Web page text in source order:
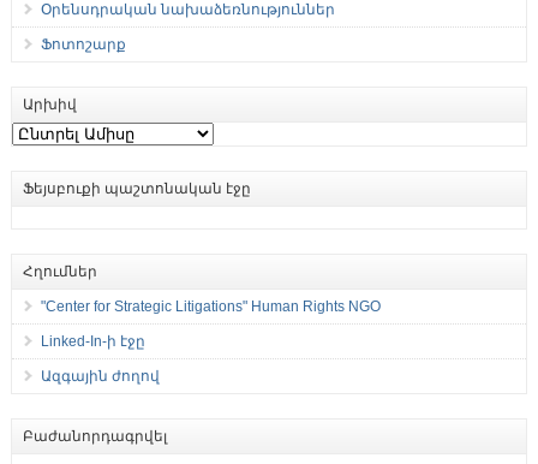
Օրենսդրական նախաձեռնություններ
Ֆոտոշարք
Արխիվ
Արխիվ
Ֆեյսբուքի պաշտոնական էջը
Հղումներ
"Center for Strategic Litigations" Human Rights NGO
Linked-In-ի էջը
Ազգային ժողով
Բաժանորդագրվել